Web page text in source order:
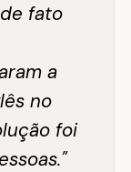
fato
a
no
foi